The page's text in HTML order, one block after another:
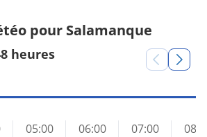
pour Salamanque
heures
05:00 06:00 07:00